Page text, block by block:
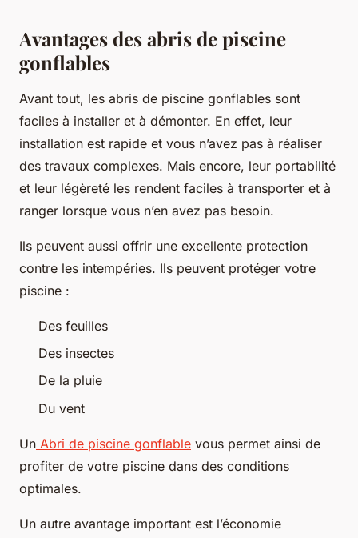
Avantages des abris de piscine
gonflables
Avant tout, les abris de piscine gonflables sont
faciles à installer et à démonter. En effet, leur
installation est rapide et vous n’avez pas à réaliser
des travaux complexes. Mais encore, leur portabilité
et leur légèreté les rendent faciles à transporter et à
ranger lorsque vous n’en avez pas besoin.
Ils peuvent aussi offrir une excellente protection
contre les intempéries. Ils peuvent protéger votre
piscine :
Des feuilles
Des insectes
De la pluie
Du vent
Un Abri de piscine gonflable vous permet ainsi de
profiter de votre piscine dans des conditions
optimales.
Un autre avantage important est l’économie